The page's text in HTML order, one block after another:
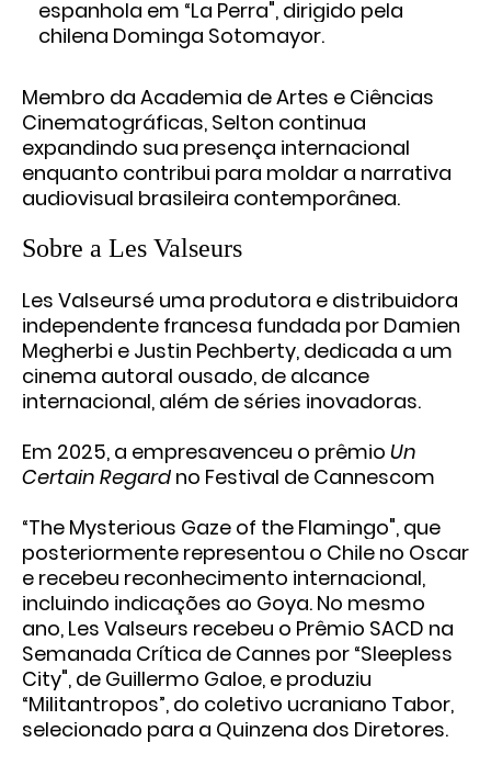
espanhola em “La Perra", dirigido pela
chilena Dominga Sotomayor.
Membro da Academia de Artes e Ciências
Cinematográficas, Selton continua
expandindo sua presença internacional
enquanto contribui para moldar a narrativa
audiovisual brasileira contemporânea.
Sobre a Les Valseurs
Les Valseursé uma produtora e distribuidora
independente francesa fundada por Damien
Megherbi e Justin Pechberty, dedicada a um
cinema autoral ousado, de alcance
internacional, além de séries inovadoras.
Em 2025, a empresavenceu o prêmio Un
Certain Regard no Festival de Cannescom
“The Mysterious Gaze of the Flamingo", que
posteriormente representou o Chile no Oscar
e recebeu reconhecimento internacional,
incluindo indicações ao Goya. No mesmo
ano, Les Valseurs recebeu o Prêmio SACD na
Semanada Crítica de Cannes por “Sleepless
City", de Guillermo Galoe, e produziu
“Militantropos”, do coletivo ucraniano Tabor,
selecionado para a Quinzena dos Diretores.